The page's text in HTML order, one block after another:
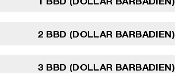
2 BBD (DOLLAR BARBADIEN)
3 BBD (DOLLAR BARBADIEN)